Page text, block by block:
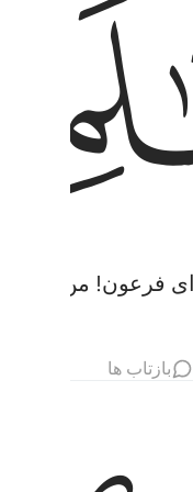
فرعون! من
بازتاب ها